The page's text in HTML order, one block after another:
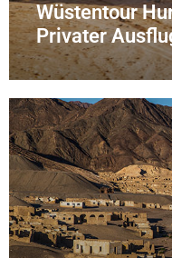
Wüstentour
Privater